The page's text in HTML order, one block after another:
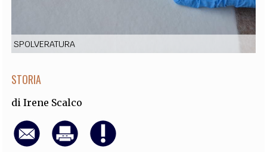
CODICI RUBRICHE LIBRI PROCEEDINGS PUBBLICITÀ CONTATTI
SPOLVERATURA
STORIA
diIrene Scalco